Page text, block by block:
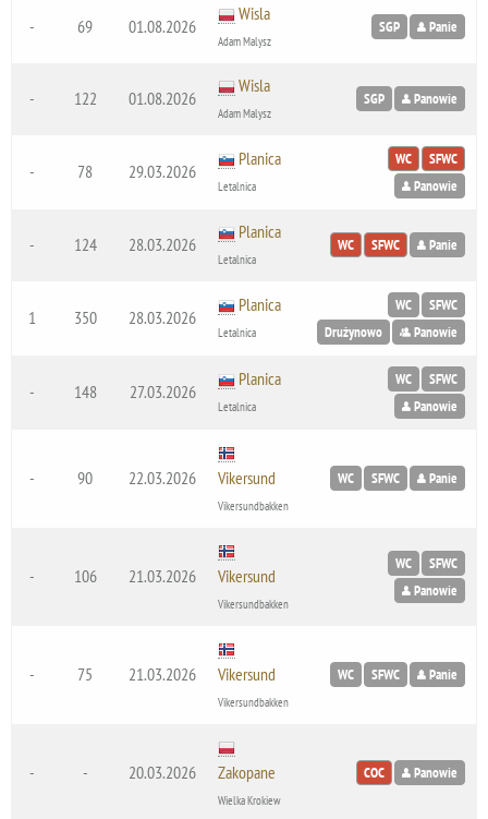
- 69 01.08.2026
Wisla
Adam Malysz
SGP Panie
- 122 01.08.2026
Wisla
Adam Malysz
SGP Panowie
- 78 29.03.2026
Planica
Letalnica
WC
SFWC
Panowie
- 124 28.03.2026
Planica
Letalnica
WC SFWC Panie
1 350 28.03.2026
Planica
Letalnica
WC
SFWC
Drużynowo
Panowie
- 148 27.03.2026
Planica
Letalnica
WC
SFWC
Panowie
- 90 22.03.2026 Vikersund
Vikersundbakken
WC SFWC Panie
- 106 21.03.2026 Vikersund
Vikersundbakken
WC
SFWC
Panowie
- 75 21.03.2026 Vikersund
Vikersundbakken
WC SFWC Panie
- - 20.03.2026 Zakopane
Wielka Krokiew
COC Panowie